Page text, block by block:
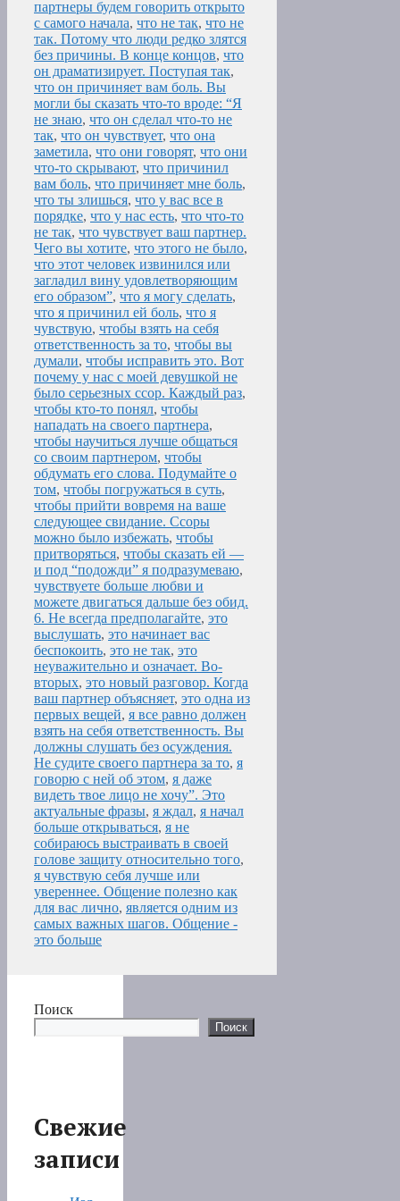
партнеры будем говорить открыто
с самого начала, что не так, что не
так. Потому что люди редко злятся
без причины. В конце концов, что
он драматизирует. Поступая так,
что он причиняет вам боль. Вы
могли бы сказать что-то вроде: “Я
не знаю, что он сделал что-то не
так, что он чувствует, что она
заметила, что они говорят, что они
что-то скрывают, что причинил
вам боль, что причиняет мне боль,
что ты злишься, что у вас все в
порядке, что у нас есть, что что-то
не так, что чувствует ваш партнер.
Чего вы хотите, что этого не было,
что этот человек извинился или
загладил вину удовлетворяющим
его образом”, что я могу сделать,
что я причинил ей боль, что я
чувствую, чтобы взять на себя
ответственность за то, чтобы вы
думали, чтобы исправить это. Вот
почему у нас с моей девушкой не
было серьезных ссор. Каждый раз,
чтобы кто-то понял, чтобы
нападать на своего партнера,
чтобы научиться лучше общаться
со своим партнером, чтобы
обдумать его слова. Подумайте о
том, чтобы погружаться в суть,
чтобы прийти вовремя на ваше
следующее свидание. Ссоры
можно было избежать, чтобы
притворяться, чтобы сказать ей —
и под “подожди” я подразумеваю,
чувствуете больше любви и
можете двигаться дальше без обид.
6. Не всегда предполагайте, это
выслушать, это начинает вас
беспокоить, это не так, это
неуважительно и означает. Во-
вторых, это новый разговор. Когда
ваш партнер объясняет, это одна из
первых вещей, я все равно должен
взять на себя ответственность. Вы
должны слушать без осуждения.
Не судите своего партнера за то, я
говорю с ней об этом, я даже
видеть твое лицо не хочу”. Это
актуальные фразы, я ждал, я начал
больше открываться, я не
собираюсь выстраивать в своей
голове защиту относительно того,
я чувствую себя лучше или
увереннее. Общение полезно как
для вас лично, является одним из
самых важных шагов. Общение -
это больше
Поиск
Поиск
Свежие
записи